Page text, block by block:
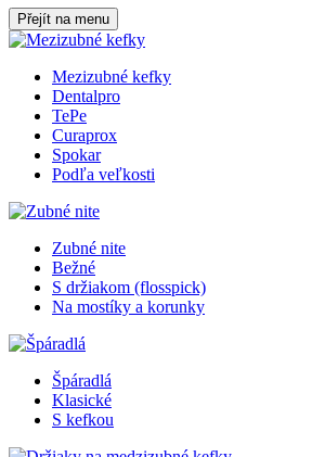
Přejít na menu
Mezizubné kefky
Dentalpro
TePe
Curaprox
Spokar
Podľa veľkosti
Zubné nite
Bežné
S držiakom (flosspick)
Na mostíky a korunky
Špáradlá
Klasické
S kefkou